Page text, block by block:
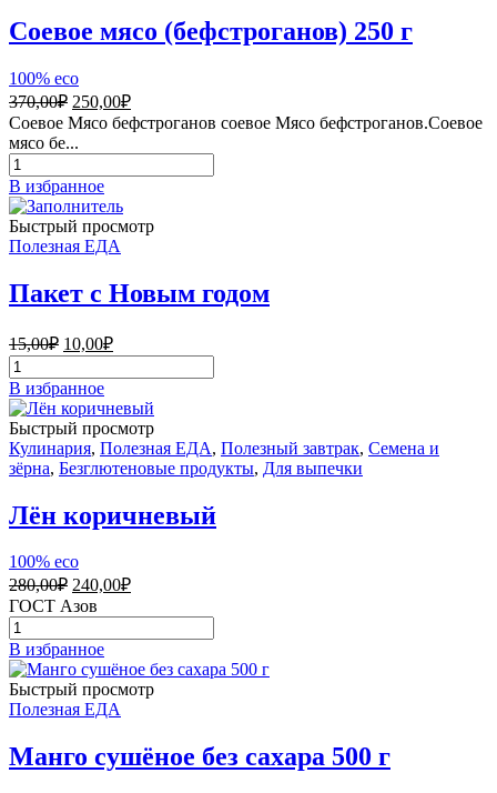
Del
Sur,
л.
Соевое мясо (бефстроганов) 250 г
100% eco
370,00₽ Первоначальная
цена
составляла
370,00₽.
250,00₽Текущая
цена:
Соевое Мясо бефстроганов соевое Мясо бефстроганов.Соевое
мясо бе...
Количество
товара
Соевое
мясо
(бефстроганов)
г
В избранное
Быстрый просмотр
Полезная ЕДА
Пакет с Новым годом
15,00₽ Первоначальная
цена
составляла
15,00₽.
10,00₽Текущая
цена:
10,00₽.
Количество
товара
Пакет
с
Новым
годом
В избранное
Быстрый просмотр
Кулинария, Полезная ЕДА, Полезный завтрак, Семена и
зёрна, Безглютеновые продукты, Для выпечки
Лён коричневый
100% eco
280,00₽ Первоначальная
цена
составляла
280,00₽.
240,00₽Текущая
240,00₽.
ГОСТ Азов
Количество
товара
Лён
коричневый
В избранное
Быстрый просмотр
Полезная ЕДА
Манго сушёное без сахара 500 г